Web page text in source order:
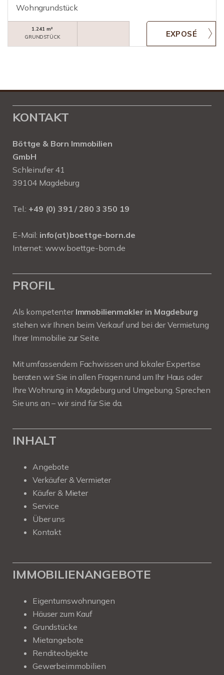
Wohngrundstück
1.241 m²
GRUNDSTÜCK
KONTAKT
Böttge & Born Immobilien
GmbH
Schleinufer 41
39104 Magdeburg
Tel.: +49 (0) 391 / 280 3 350 19
E-Mail: info(at)boettge-born.de
Internet: www.boettge-born.de
PROFIL
Als kompetenter Immobilienmakler in Magdeburg
stehen wir Ihnen beim Verkauf und bei der Vermietung
Ihrer Immobilie zur Seite.
Mit umfassendem Fachwissen und lokaler Expertise
beraten wir Sie in allen Fragen rund um Ihr Haus oder
Ihre Wohnung in Magdeburg und Umgebung. Sprechen
Sie uns an – wir sind für Sie da.
INHALT
Angebote
Verkäufer & Vermieter
Käufer & Mieter
Service
Über uns
Kontakt
IMMOBILIENANGEBOTE
Eigentumswohnungen
Häuser zum Kauf
Grundstücke
Mietangebote
Renditeobjekte
Gewerbeimmobilien